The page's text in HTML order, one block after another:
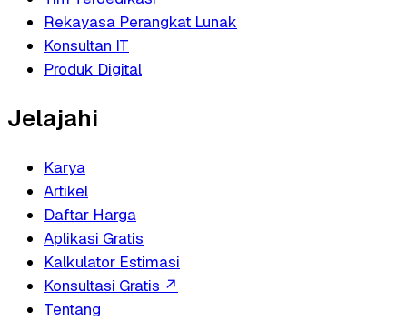
Rekayasa Perangkat Lunak
Konsultan IT
Produk Digital
Jelajahi
Karya
Artikel
Daftar Harga
Aplikasi Gratis
Kalkulator Estimasi
Konsultasi Gratis ↗
Tentang